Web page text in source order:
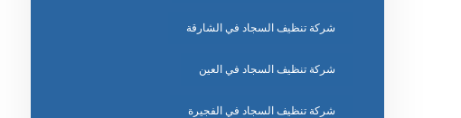
شركة تنظيف السجاد في الشارقة
شركة تنظيف السجاد في العين
شركة تنظيف السجاد في الفجيرة